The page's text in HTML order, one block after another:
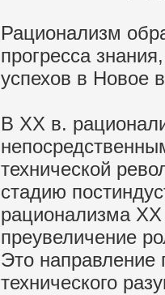
Рационализм
прогресса
успехов в Новое
В ХХ в.
технической
стадию
рационализма
преувеличение
Это направление
технического